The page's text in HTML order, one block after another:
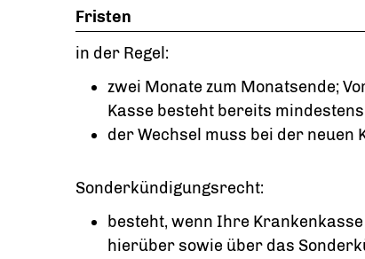
Fristen
in der Regel:
zwei Monate zum Monatsende;
Kasse besteht bereits
der Wechsel muss bei der
Sonderkündigungsrecht:
besteht, wenn Ihre
hierüber sowie über das